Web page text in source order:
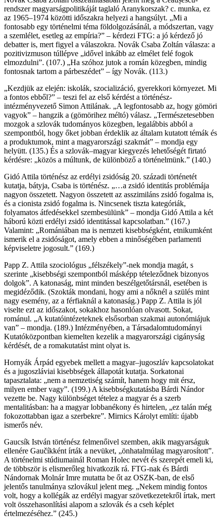
rendszer magyarságpolitikáját taglaló Aranykorszak? c. munka, ez
az 1965–1974 közötti időszakra helyezi a hangsúlyt. „Mi a
fontosabb egy történelmi téma földolgozásánál, a módszertan, vagy
a szemlélet, esetleg az empíria?” – kérdezi FTG: a jó kérdező jó
debatter is, mert figyel a válaszokra. Novák Csaba Zoltán válasza: a
pozitivizmuson túllépve „idővel inkább az elmélet felé fogok
elmozdulni”. (107.) „Ha szóhoz jutok a román közegben, mindig
fontosnak tartom a párbeszédet” – így Novák. (113.)
„Kezdjük az elején: iskolák, szocializáció, gyerekkori környezet. Mi
a fontos ebből?” – teszi fel az első kérdést a történész-
intézményvezető Simon Attilának. „A legfontosabb az, hogy gömöri
vagyok” – hangzik a (gömörihez méltó) válasz. „Természetesebben
mozgok a szlovák tudományos közegben, legalábbis abból a
szempontból, hogy őket jobban érdeklik az általam kutatott témák és
a produktumok, mint a magyarországi szakmát” – mondja egy
helyütt. (135.) És a szlovák–magyar kiegyezés lehetőségét firtató
kérdésre: „közös a múltunk, de különböző a történelmünk.” (140.)
Gidó Attila történész az erdélyi zsidóság 20. századi történetét
kutatja, bátyja, Csaba is történész. „…a zsidó identitás problémája
nagyon összetett. Nagyon összetett az asszimiláns zsidó fogalma is,
és a cionista zsidó fogalma is. Nincsenek tiszta kategóriák,
folyamatos átfedésekkel szembesülünk” – mondja Gidó Attila a két
háború közti erdélyi zsidó identitással kapcsolatban.” (167.)
Valamint: „Romániában ma is nemzeti kisebbségként, etnikumként
ismerik el a zsidóságot, amely ebben a minőségében parlamenti
képviseletre jogosult.” (169.)
Papp Z. Attila szociológus „félszékely”-nek mondja magát, s
szerinte „kisebbségi szempontból másképp tételeződnek bizonyos
dolgok”. A katonaság, mint minden beszélgetőtársnál, esetében is
megidéződik. (Szokták mondani, hogy ami a nőknél a szülés mint
nagy esemény, az a férfiaknál a katonaság.) Papp Z. Attila is jól
viselte ezt az időszakot, sokakhoz hasonlóan olvasott. Sokat,
románul. „A kutatóintézeteknek elsősorban szakmai autonómiájuk
van” – mondja. (189.) Intézményében, a Társadalomtudományi
Kutatóközpontban kiemelten kezelik a magyarországi cigányság
kérdését, de a romakutatást mint olyat is.
Hornyák Árpád egyebek mellett a magyar–jugoszláv kapcsolatokat
és a jugoszláviai kisebbségek állapotát kutatja. Sorkatonai
tapasztalata: „nem a nemzetiség számít, hanem hogy mit érsz,
milyen ember vagy”. (199.) A kisebbségkutatásba Bárdi Nándor
vezette be. Nagy különbséget tételez a magyar és a szerb
mentalitásban: ha a magyar lobbanékony és hirtelen, „ez talán még
fokozottabban igaz a szerbekre”. Mirnics Károlyt említi: újabb
ismerős név.
Gaucsík István történész felmenőivel szemben, akik magyarságuk
ellenére Gaučíkként írták a nevüket, „önhatalmúlag magyarosított”.
A történelmi stúdiumainál Roman Holec nevét és szerepét emeli ki,
de többször is elismerőleg hivatkozik rá. FTG-nak és Bárdi
Nándornak Molnár Imre mutatta be őt az OSZK-ban, de első
jelentős tanulmánya szlovákul jelent meg. „Nekem mindig fontos
volt, hogy a kollégák az erdélyi magyar szövetkezetekről írtak, mert
volt összehasonlítási alapom a szlovák és a cseh képlet
értelmezéséhez.” (245.)